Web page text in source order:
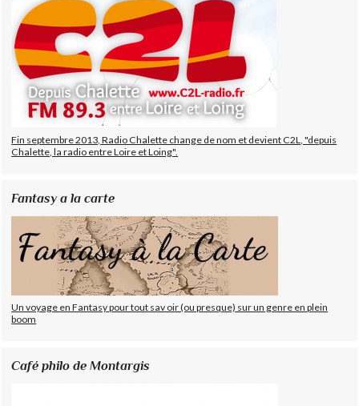
Fin septembre 2013, Radio Chalette change de nom et devient C2L, "depuis
Chalette, la radio entre Loire et Loing".
Fantasy a la carte
Un voyage en Fantasy pour tout sav oir (ou presque) sur un genre en plein
boom
Café philo de Montargis